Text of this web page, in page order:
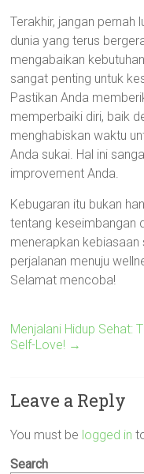
Terakhir, jangan pernah
dunia yang terus
mengabaikan
sangat penting untuk
Pastikan Anda
memperbaiki diri, baik
menghabiskan waktu
Anda sukai. Hal ini
improvement Anda.
Kebugaran itu bukan
tentang keseimbangan
menerapkan kebiasaan
perjalanan menuju
Selamat mencoba!
Menjalani Hidup Sehat:
Self-Love! →
Leave a Reply
You must be logged in
Search